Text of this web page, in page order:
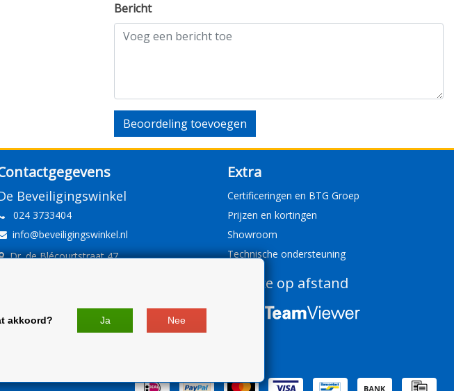
Bericht
Beoordeling toevoegen
Beveiligingswinkel
024 3733404
info@beveiligingswinkel.nl
Dr. de Blécourtstraat 47
NL 81.60.68.707.B01
Extra
Certificeringen en BTG Groep
Prijzen en kortingen
Showroom
Technische ondersteuning
Service op afstand
akkoord? Ja Nee